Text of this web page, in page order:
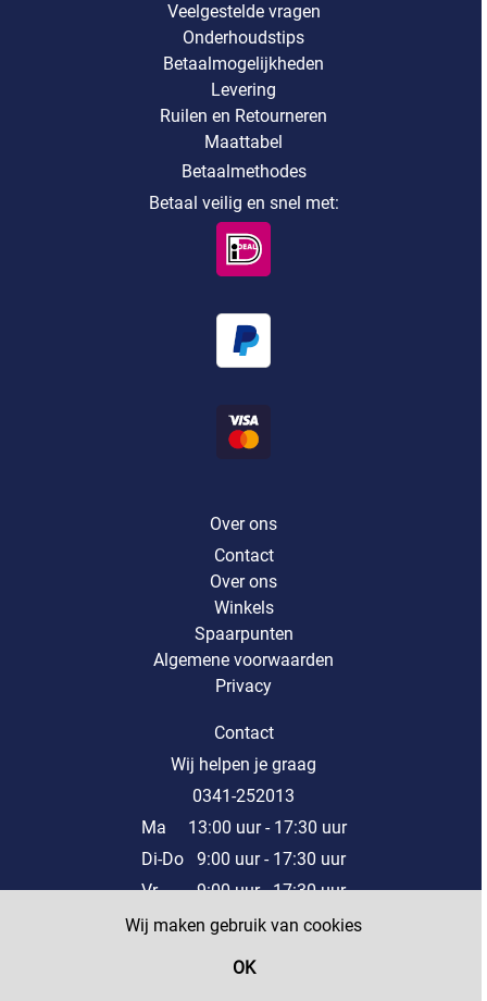
Wij maken gebruik van cookies
OK
Veelgestelde vragen
Onderhoudstips
Betaalmogelijkheden
Levering
Ruilen en Retourneren
Maattabel
Betaalmethodes
Betaal veilig en snel met:
Over ons
Contact
Over ons
Winkels
Spaarpunten
Algemene voorwaarden
Privacy
Contact
Wij helpen je graag
0341-252013
Ma 13:00 uur - 17:30 uur
Di-Do 9:00 uur - 17:30 uur
Vr 9:00 uur - 17:30 uur
Za 9:00 uur - 17:00 uur